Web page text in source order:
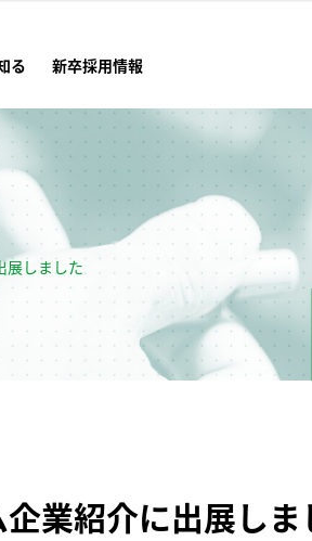
る 新卒採用情報
しました
業紹介に出展しま